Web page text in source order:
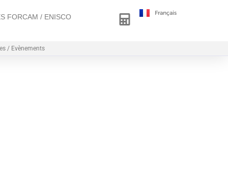
FORCAM / ENISCO
Français
Deutsch
/ Evènements